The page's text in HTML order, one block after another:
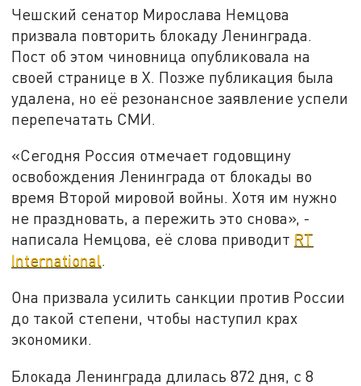
Чешский сенатор Мирослава Немцова
призвала повторить блокаду Ленинграда.
Пост об этом чиновница опубликовала на
своей странице в Х. Позже публикация была
удалена, но её резонансное заявление успели
перепечатать СМИ.
«Сегодня Россия отмечает годовщину
освобождения Ленинграда от блокады во
время Второй мировой войны. Хотя им нужно
не праздновать, а пережить это снова», -
написала Немцова, её слова приводит RT
International.
Она призвала усилить санкции против России
до такой степени, чтобы наступил крах
экономики.
Блокада Ленинграда длилась 872 дня, с 8